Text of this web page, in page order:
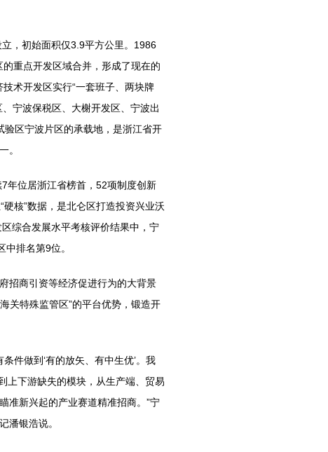
，初始面积仅3.9平方公里。1986
重点开发区域合并，形成了现在的
术开发区实行“一套班子、两块牌
宁波保税区、大榭开发区、宁波出
区宁波片区的承载地，是浙江省开
。
位居浙江省榜首，52项制度创新
核”数据，是北仑区打造投资兴业沃
综合发展水平考核评价结果中，宁
排名第9位。
商引资等经济促进行为的大背景
关特殊监管区”的平台优势，锻造开
做到‘有的放矢、有中生优’。我
上下游缺失的模块，从生产端、贸易
准新兴起的产业赛道精准招商。”宁
潘银浩说。